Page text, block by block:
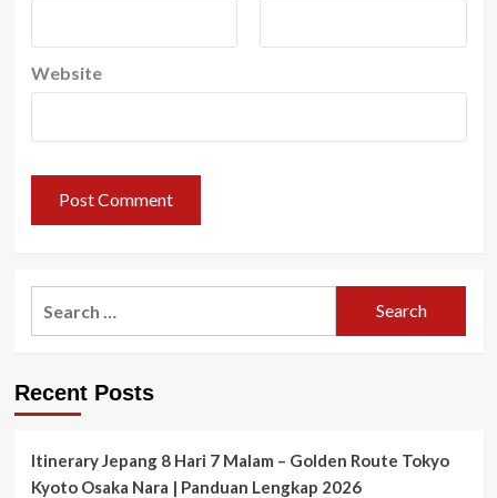
Website
Recent Posts
Itinerary Jepang 8 Hari 7 Malam – Golden Route Tokyo
Kyoto Osaka Nara | Panduan Lengkap 2026